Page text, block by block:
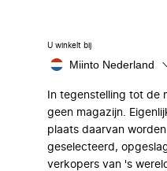
U winkelt bij
Miinto Nederland
In tegenstelling tot de
geen magazijn.
plaats daarvan
geselecteerd,
verkopers van 's